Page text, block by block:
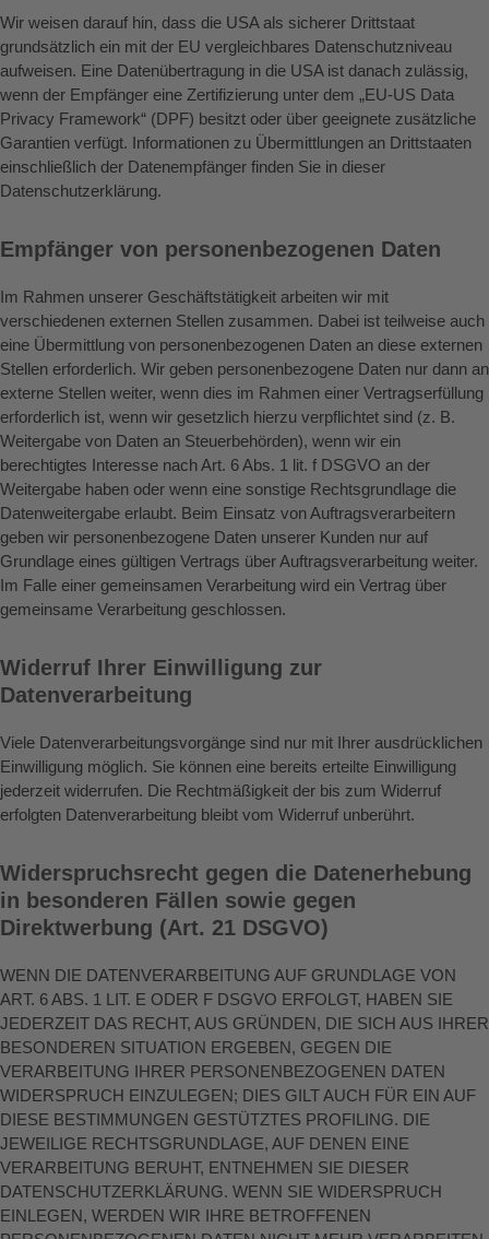
Wir weisen darauf hin, dass die USA als sicherer Drittstaat
grundsätzlich ein mit der EU vergleichbares Datenschutzniveau
aufweisen. Eine Datenübertragung in die USA ist danach zulässig,
wenn der Empfänger eine Zertifizierung unter dem „EU-US Data
Privacy Framework“ (DPF) besitzt oder über geeignete zusätzliche
Garantien verfügt. Informationen zu Übermittlungen an Drittstaaten
einschließlich der Datenempfänger finden Sie in dieser
Datenschutzerklärung.
Empfänger von personenbezogenen Daten
Im Rahmen unserer Geschäftstätigkeit arbeiten wir mit
verschiedenen externen Stellen zusammen. Dabei ist teilweise auch
eine Übermittlung von personenbezogenen Daten an diese externen
Stellen erforderlich. Wir geben personenbezogene Daten nur dann an
externe Stellen weiter, wenn dies im Rahmen einer Vertragserfüllung
erforderlich ist, wenn wir gesetzlich hierzu verpflichtet sind (z. B.
Weitergabe von Daten an Steuerbehörden), wenn wir ein
berechtigtes Interesse nach Art. 6 Abs. 1 lit. f DSGVO an der
Weitergabe haben oder wenn eine sonstige Rechtsgrundlage die
Datenweitergabe erlaubt. Beim Einsatz von Auftragsverarbeitern
geben wir personenbezogene Daten unserer Kunden nur auf
Grundlage eines gültigen Vertrags über Auftragsverarbeitung weiter.
Im Falle einer gemeinsamen Verarbeitung wird ein Vertrag über
gemeinsame Verarbeitung geschlossen.
Widerruf Ihrer Einwilligung zur
Datenverarbeitung
Viele Datenverarbeitungsvorgänge sind nur mit Ihrer ausdrücklichen
Einwilligung möglich. Sie können eine bereits erteilte Einwilligung
jederzeit widerrufen. Die Rechtmäßigkeit der bis zum Widerruf
erfolgten Datenverarbeitung bleibt vom Widerruf unberührt.
Widerspruchsrecht gegen die Datenerhebung
in besonderen Fällen sowie gegen
Direktwerbung (Art. 21 DSGVO)
WENN DIE DATENVERARBEITUNG AUF GRUNDLAGE VON
ART. 6 ABS. 1 LIT. E ODER F DSGVO ERFOLGT, HABEN SIE
JEDERZEIT DAS RECHT, AUS GRÜNDEN, DIE SICH AUS IHRER
BESONDEREN SITUATION ERGEBEN, GEGEN DIE
VERARBEITUNG IHRER PERSONENBEZOGENEN DATEN
WIDERSPRUCH EINZULEGEN; DIES GILT AUCH FÜR EIN AUF
DIESE BESTIMMUNGEN GESTÜTZTES PROFILING. DIE
JEWEILIGE RECHTSGRUNDLAGE, AUF DENEN EINE
VERARBEITUNG BERUHT, ENTNEHMEN SIE DIESER
DATENSCHUTZERKLÄRUNG. WENN SIE WIDERSPRUCH
EINLEGEN, WERDEN WIR IHRE BETROFFENEN